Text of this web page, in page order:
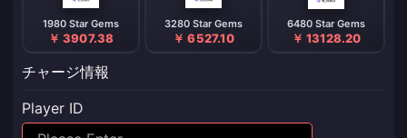
1980 Star Gems
￥ 3907.38
3280 Star Gems
￥ 6527.10
6480 Star Gems
￥ 13128.20
チャージ情報
Player ID